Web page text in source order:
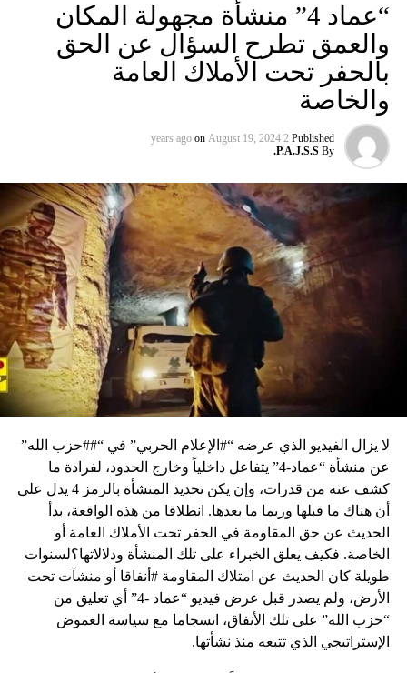
“عماد 4” منشأة مجهولة المكان
والعمق تطرح السؤال عن الحق
بالحفر تحت الأملاك العامة
والخاصة
Published
2 years ago
on August 19, 2024
By
P.A.J.S.S.
لا يزال الفيديو الذي عرضه “#الإعلام الحربي” في “##حزب الله”
عن منشأة “عماد-4” يتفاعل داخلياً وخارج الحدود، لفرادة ما
كشف عنه من قدرات، وإن يكن تحديد المنشأة بالرمز 4 يدل على
أن هناك ما قبلها وربما ما بعدها. انطلاقا من هذه الواقعة، بدأ
الحديث عن حق المقاومة في الحفر تحت الأملاك العامة أو
الخاصة. فكيف يعلق الخبراء على تلك المنشأة ودلالاتها؟لسنوات
طويلة كان الحديث عن امتلاك المقاومة #أنفاقا أو منشآت تحت
الأرض، ولم يصدر قبل عرض فيديو “عماد -4” أي تعليق من
“حزب الله” على تلك الأنفاق، انسجاما مع سياسة الغموض
الإستراتيجي الذي تتبعه منذ نشأتها.